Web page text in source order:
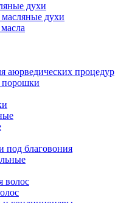
духи
духи
аюрведических процедур
порошки
под благовония
волос